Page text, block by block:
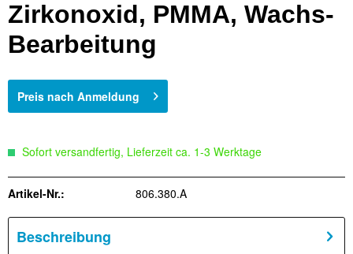
Zirkonoxid, PMMA, Wachs-
Bearbeitung
Preis nach Anmeldung
Sofort versandfertig, Lieferzeit ca. 1-3 Werktage
Artikel-Nr.: 806.380.A
Beschreibung